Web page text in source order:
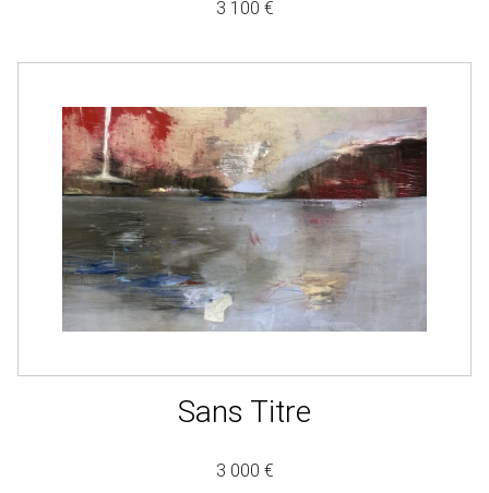
3 100 €
Sans Titre
3 000 €